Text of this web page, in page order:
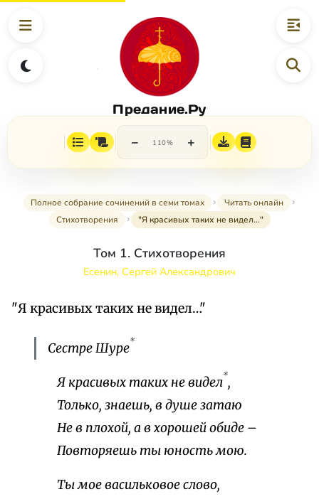
Предание.Ру
− 110% +
Полное собрание сочинений в семи томах
Читать онлайн
Стихотворения
"Я красивых таких не видел…"
Том 1. Стихотворения
Есенин, Сергей Александрович
"Я красивых таких не видел…"
Сестре Шуре*
Я красивых таких не видел*,
Только, знаешь, в душе затаю
Не в плохой, а в хорошей обиде –
Повторяешь ты юность мою.
Ты мое васильковое слово,